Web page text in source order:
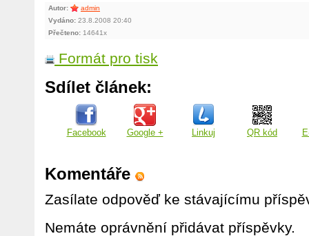
Autor:
admin
Vydáno: 23.8.2008 20:40
Přečteno: 14641x
Formát pro tisk
Sdílet článek:
Facebook Google + Linkuj QR kód
Komentáře
Zasílate odpověď ke stávajícímu
Nemáte oprávnění přidávat příspěvky.